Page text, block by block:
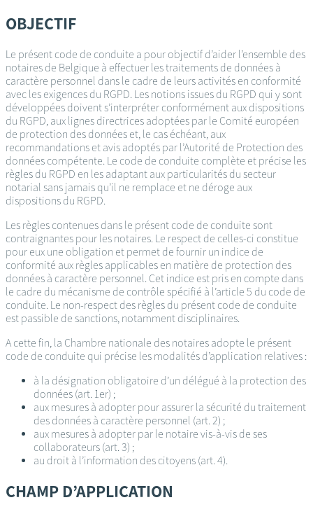
OBJECTIF
Le présent code de conduite a pour objectif d’aider l’ensemble des
notaires de Belgique à effectuer les traitements de données à
caractère personnel dans le cadre de leurs activités en conformité
avec les exigences du RGPD. Les notions issues du RGPD qui y sont
développées doivent s’interpréter conformément aux dispositions
du RGPD, aux lignes directrices adoptées par le Comité européen
de protection des données et, le cas échéant, aux
recommandations et avis adoptés par l’Autorité de Protection des
données compétente. Le code de conduite complète et précise les
règles du RGPD en les adaptant aux particularités du secteur
notarial sans jamais qu’il ne remplace et ne déroge aux
dispositions du RGPD.
Les règles contenues dans le présent code de conduite sont
contraignantes pour les notaires. Le respect de celles-ci constitue
pour eux une obligation et permet de fournir un indice de
conformité aux règles applicables en matière de protection des
données à caractère personnel. Cet indice est pris en compte dans
le cadre du mécanisme de contrôle spécifié à l’article 5 du code de
conduite. Le non-respect des règles du présent code de conduite
est passible de sanctions, notamment disciplinaires.
A cette fin, la Chambre nationale des notaires adopte le présent
code de conduite qui précise les modalités d’application relatives :
à la désignation obligatoire d’un délégué à la protection des
données (art. 1er) ;
aux mesures à adopter pour assurer la sécurité du traitement
des données à caractère personnel (art. 2) ;
aux mesures à adopter par le notaire vis-à-vis de ses
collaborateurs (art. 3) ;
au droit à l’information des citoyens (art. 4).
CHAMP D’APPLICATION